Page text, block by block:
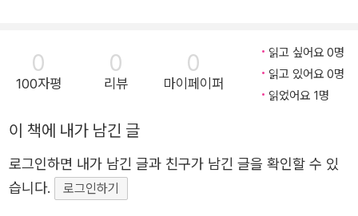
숨」)하는 것에 익숙해진 영혼은 “부드러운 증오”(「외면하는
기쁨」)만을 드러내며 비참한 삶의 비애를 견디어낼 뿐이다.
깊은 미로 속을 헤매는 듯, 전망도 구원도 없는 세상은 참으
로 비정하다. “매연으로 부풀어”(「나의 실패」)오르는 거리에
널려 있어도 “모두가 신이 난 것처럼”(「가느다란 순간」) 병
든 세계는 건재하다. “현생과 전생까지 순식간에 끌려 들어
0
100자평
0
리뷰
0
마이페이퍼
읽고 싶어요 0명
읽고 있어요 0명
읽었어요 1명
이 책에 내가 남긴 글
로그인하면 내가 남긴 글과 친구가 남긴 글을 확인할 수 있
습니다.
로그인하기